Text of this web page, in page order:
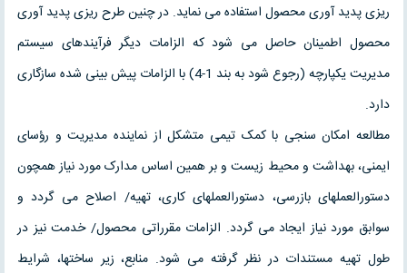
ریزی پدید آوری محصول استفاده می نماید. در چنین طرح ریزی پدید آوری
محصول اطمینان حاصل می شود که الزامات دیگر فرآیندهای سیستم
مدیریت یکپارچه (رجوع شود به بند 1-4) با الزامات پیش بینی شده سازگاری
دارد.
مطالعه امکان سنجی با کمک تیمی متشکل از نماینده مدیریت و رؤسای
ایمنی، بهداشت و محیط زیست و بر همین اساس مدارک مورد نیاز همچون
دستورالعملهای بازرسی، دستورالعملهای کاری، تهیه/ اصلاح می گردد و
سوابق مورد نیاز ایجاد می گردد. الزامات مقرراتی محصول/ خدمت نیز در
طول تهیه مستندات در نظر گرفته می شود. منابع، زیر ساختها، شرایط